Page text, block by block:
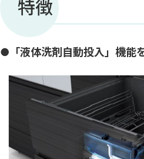
特徴
●「液体洗剤自動投入」機能